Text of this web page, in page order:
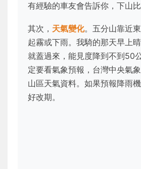
有經驗的車友會告訴你，下山比
其次， 天氣變化。五分山靠近
起霧或下雨。我騎的那天早上
就蓋過來，能見度降到不到50
定要看氣象預報，台灣中央氣
山區天氣資料。如果預報降雨
好改期。